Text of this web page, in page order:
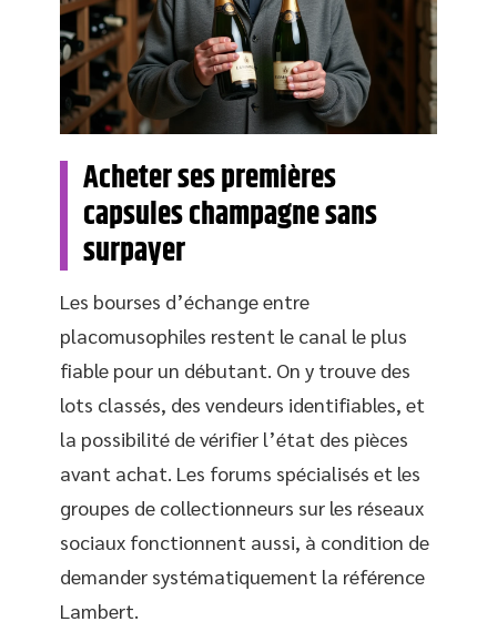
Acheter ses premières
capsules champagne sans
surpayer
Les bourses d’échange entre
placomusophiles restent le canal le plus
fiable pour un débutant. On y trouve des
lots classés, des vendeurs identifiables, et
la possibilité de vérifier l’état des pièces
avant achat. Les forums spécialisés et les
groupes de collectionneurs sur les réseaux
sociaux fonctionnent aussi, à condition de
demander systématiquement la référence
Lambert.